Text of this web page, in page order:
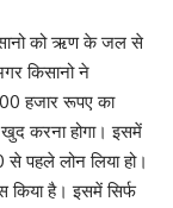
को ऋण के जल से
किसानो ने
हजार रूपए का
करना होगा। इसमें
पहले लोन लिया हो।
है। इसमें सिर्फ